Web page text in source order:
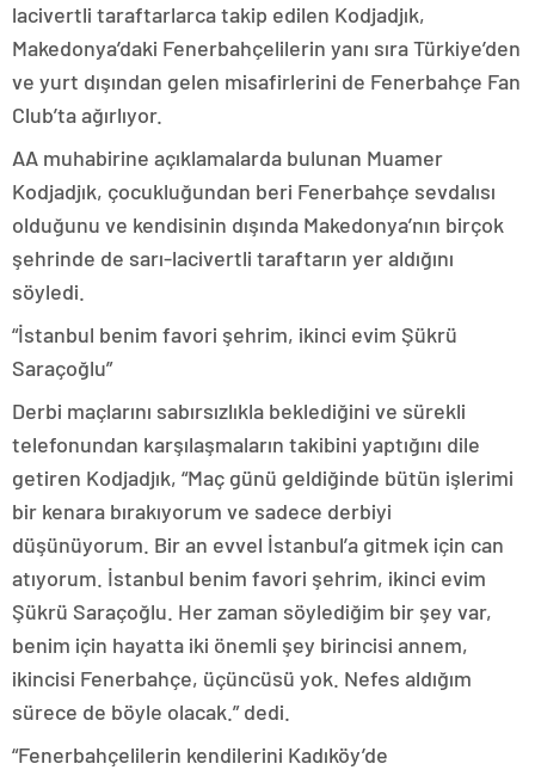
lacivertli taraftarlarca takip edilen Kodjadjık,
Makedonya’daki Fenerbahçelilerin yanı sıra Türkiye’den
ve yurt dışından gelen misafirlerini de Fenerbahçe Fan
Club’ta ağırlıyor.
AA muhabirine açıklamalarda bulunan Muamer
Kodjadjık, çocukluğundan beri Fenerbahçe sevdalısı
olduğunu ve kendisinin dışında Makedonya’nın birçok
şehrinde de sarı-lacivertli taraftarın yer aldığını
söyledi.
“İstanbul benim favori şehrim, ikinci evim Şükrü
Saraçoğlu”
Derbi maçlarını sabırsızlıkla beklediğini ve sürekli
telefonundan karşılaşmaların takibini yaptığını dile
getiren Kodjadjık, “Maç günü geldiğinde bütün işlerimi
bir kenara bırakıyorum ve sadece derbiyi
düşünüyorum. Bir an evvel İstanbul’a gitmek için can
atıyorum. İstanbul benim favori şehrim, ikinci evim
Şükrü Saraçoğlu. Her zaman söylediğim bir şey var,
benim için hayatta iki önemli şey birincisi annem,
ikincisi Fenerbahçe, üçüncüsü yok. Nefes aldığım
sürece de böyle olacak.” dedi.
“Fenerbahçelilerin kendilerini Kadıköy’de